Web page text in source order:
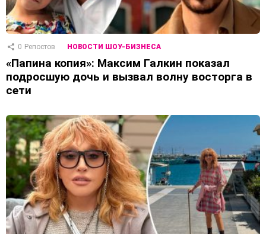
0 Репостов НОВОСТИ ШОУ-БИЗНЕСА
«Папина копия»: Максим Галкин показал
подросшую дочь и вызвал волну восторга в
сети